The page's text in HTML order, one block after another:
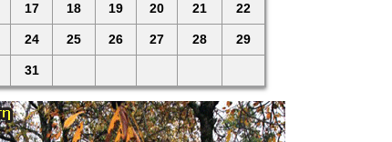
17 18 19 20 21 22
24 25 26 27 28 29
31